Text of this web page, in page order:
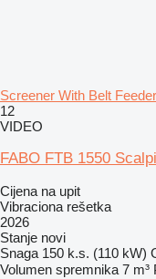
Screener With Belt
12
VIDEO
FABO FTB 1550
Cijena na upit
Vibraciona rešetka
2026
Stanje novi
Snaga 150 k.s. (110 kW)
Volumen spremnika 7 m³